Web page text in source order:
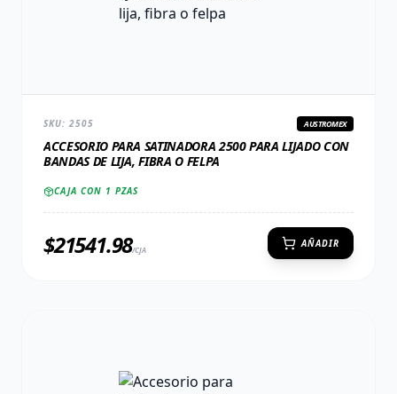
SKU: 2505 AUSTROMEX
ACCESORIO PARA SATINADORA 2500 PARA LIJADO CON
BANDAS DE LIJA, FIBRA O FELPA
CAJA CON 1 PZAS
$21541.98/CJA
AÑADIR